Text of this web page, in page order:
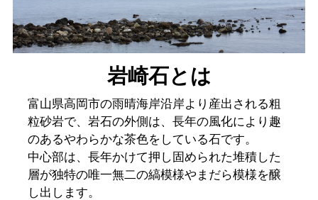
岩崎石とは
富山県高岡市の雨晴海岸沿岸より産出される粗
粒砂岩で、岩石の外側は、長年の風化により趣
のあるやわらかな茶色をしている石です。
中心部は、長年かけて押し固められた堆積した
層が独特の唯一無二の縞模様やまだら模様を醸
し出します。